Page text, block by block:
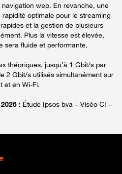
web. En revanche, une
optimale pour le streaming
et la gestion de plusieurs
Plus la vitesse est élevée,
sera fluide et performante.
théoriques, jusqu’à 1 Gbit/s par
2 Gbit/s utilisés simultanément sur
et en Wi-Fi.
: Étude Ipsos bva – Viséo CI –